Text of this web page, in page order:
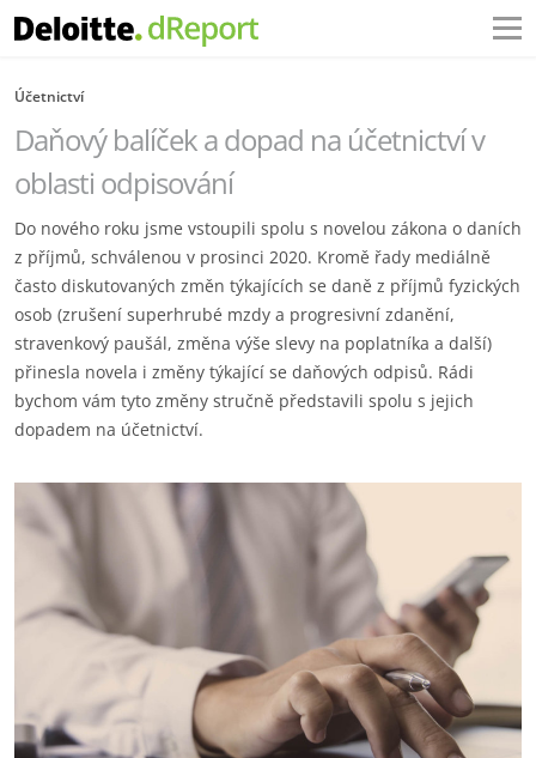
Účetnictví
Daňový balíček a dopad na účetnictví v
oblasti odpisování
Do nového roku jsme vstoupili spolu s novelou zákona o daních
z příjmů, schválenou v prosinci 2020. Kromě řady mediálně
často diskutovaných změn týkajících se daně z příjmů fyzických
osob (zrušení superhrubé mzdy a progresivní zdanění,
stravenkový paušál, změna výše slevy na poplatníka a další)
přinesla novela i změny týkající se daňových odpisů. Rádi
bychom vám tyto změny stručně představili spolu s jejich
dopadem na účetnictví.